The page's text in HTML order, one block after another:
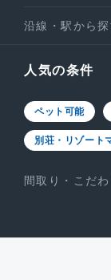
沿線・駅から探
人気の条件
ペット可能
別荘・リゾート
間取り・こだ